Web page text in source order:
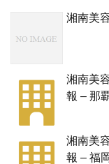
湘南美
湘南美
報 – 那
湘南美
報 – 福